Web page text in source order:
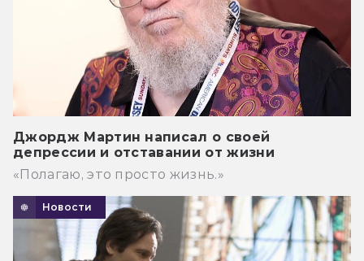
Джордж Мартин написал о своей
депрессии и отставании от жизни
«Полагаю, это просто жизнь.»
Новости